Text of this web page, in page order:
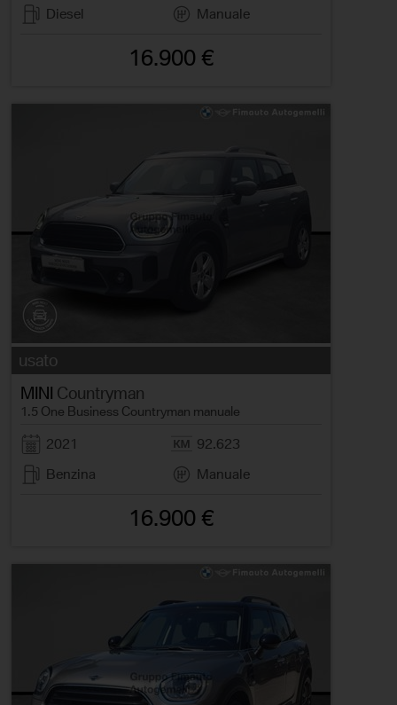
Diesel
Manuale
16.900 €
usato
MINI Countryman
1.5 One Business Countryman manuale
2021
92.623
Benzina
Manuale
16.900 €